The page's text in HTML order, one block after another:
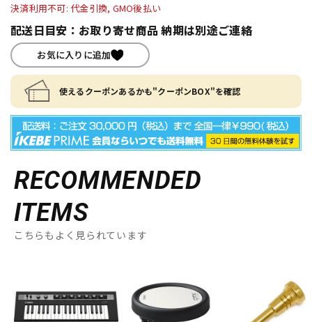
決済利用不可: 代金引換, GMO後払い
配送日目安：お取り寄せ商品 納期は別途ご連絡
お気に入りに追加
使えるクーポンあるかも"クーポンBOX"を確認
RECOMMENDED
ITEMS
こちらもよく見られています